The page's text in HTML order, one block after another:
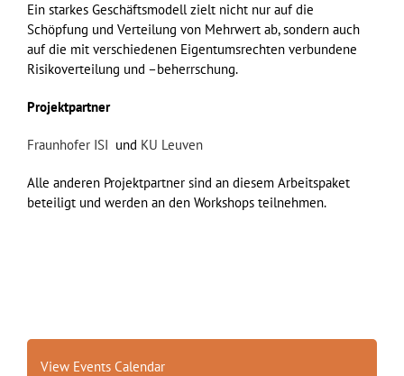
Ein starkes Geschäftsmodell zielt nicht nur auf die
Schöpfung und Verteilung von Mehrwert ab, sondern auch
auf die mit verschiedenen Eigentumsrechten verbundene
Risikoverteilung und –beherrschung.
Projektpartner
Fraunhofer ISI und KU Leuven
Alle anderen Projektpartner sind an diesem Arbeitspaket
beteiligt und werden an den Workshops teilnehmen.
View Events Calendar